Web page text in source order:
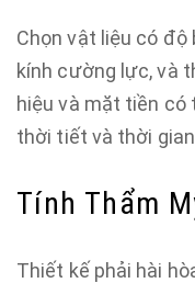
Chọn vật liệu có
kính cường lực, và
hiệu và mặt tiền
thời tiết và thời
Tính Thẩm
Thiết kế phải hài